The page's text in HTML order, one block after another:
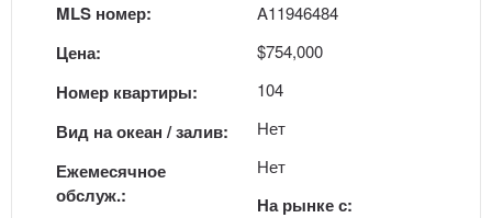
MLS номер:
Цена:
Номер квартиры:
Вид на океан / залив:
Ежемесячное
обслуж.:
A11946484
$754,000
104
Нет
Нет
На рынке с: